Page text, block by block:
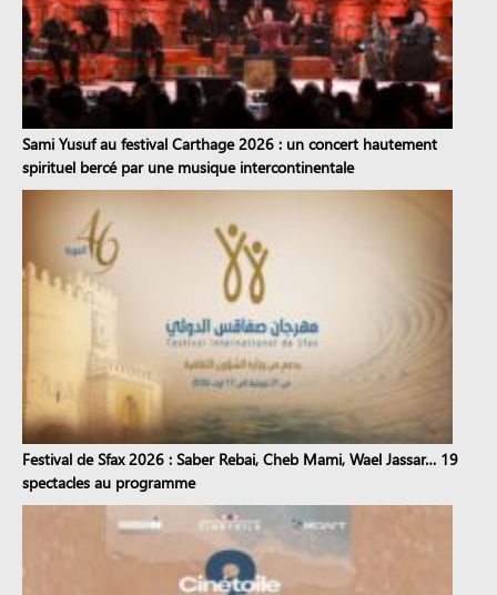
Sami Yusuf au festival Carthage 2026 : un concert hautement
spirituel bercé par une musique intercontinentale
Festival de Sfax 2026 : Saber Rebai, Cheb Mami, Wael Jassar… 19
spectacles au programme